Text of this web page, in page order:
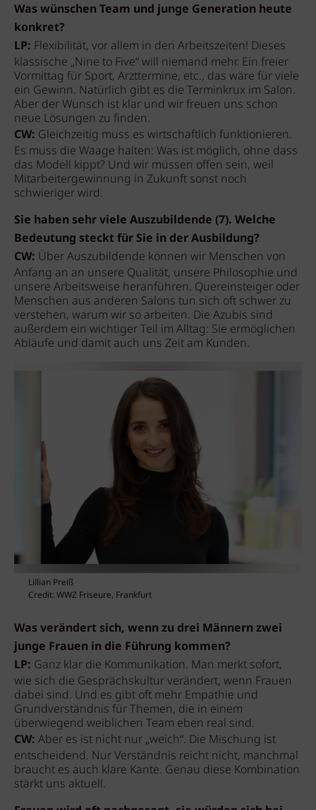
Was wünschen Team und junge Generation heute
konkret?
LP: Flexibilität, vor allem in den Arbeitszeiten! Dieses
klassische „Nine to Five“ will niemand mehr. Ein freier
Vormittag für Sport, Arzttermine, etc., das wäre für viele
ein Gewinn. Natürlich gibt es die Terminkrux im Salon.
Aber der Wunsch ist klar und wir freuen uns schon
neue Lösungen zu finden.
CW: Gleichzeitig muss es wirtschaftlich funktionieren.
Es muss die Waage halten: Was ist möglich, ohne dass
das Modell kippt? Und wir müssen offen sein, weil
Mitarbeitergewinnung in Zukunft sonst noch
schwieriger wird.
Sie haben sehr viele Auszubildende (7). Welche
Bedeutung steckt für Sie in der Ausbildung?
CW: Über Auszubildende können wir Menschen von
Anfang an an unsere Qualität, unsere Philosophie und
unsere Arbeitsweise heranführen. Quereinsteiger oder
Menschen aus anderen Salons tun sich oft schwer zu
verstehen, warum wir so arbeiten. Die Azubis sind
außerdem ein wichtiger Teil im Alltag: Sie ermöglichen
Abläufe und damit auch uns Zeit am Kunden.
Lillian Preiß
Credit: WWZ Friseure, Frankfurt
Was verändert sich, wenn zu drei Männern zwei
junge Frauen in die Führung kommen?
LP: Ganz klar die Kommunikation. Man merkt sofort,
wie sich die Gesprächskultur verändert, wenn Frauen
dabei sind. Und es gibt oft mehr Empathie und
Grundverständnis für Themen, die in einem
überwiegend weiblichen Team eben real sind.
CW: Aber es ist nicht nur „weich“. Die Mischung ist
entscheidend. Nur Verständnis reicht nicht, manchmal
braucht es auch klare Kante. Genau diese Kombination
stärkt uns aktuell.